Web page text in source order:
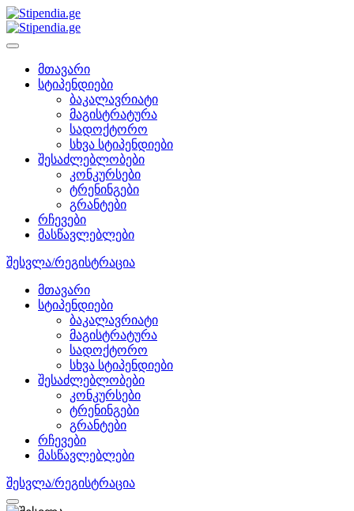
მთავარი
სტიპენდიები
ბაკალავრიატი
მაგისტრატურა
სადოქტორო
სხვა სტიპენდიები
შესაძლებლობები
კონკურსები
ტრენინგები
გრანტები
რჩევები
მასწავლებლები
შესვლა/რეგისტრაცია
მთავარი
სტიპენდიები
ბაკალავრიატი
მაგისტრატურა
სადოქტორო
სხვა სტიპენდიები
შესაძლებლობები
კონკურსები
ტრენინგები
გრანტები
რჩევები
მასწავლებლები
შესვლა/რეგისტრაცია